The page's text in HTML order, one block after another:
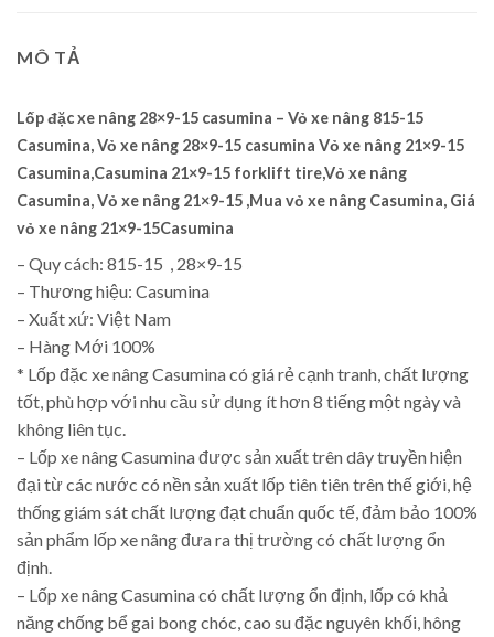
MÔ TẢ
Lốp đặc xe nâng 28×9-15 casumina – Vỏ xe nâng 815-15
Casumina, Vỏ xe nâng 28×9-15 casumina Vỏ xe nâng 21×9-15
Casumina,Casumina 21×9-15 forklift tire,Vỏ xe nâng
Casumina, Vỏ xe nâng 21×9-15 ,Mua vỏ xe nâng Casumina, Giá
vỏ xe nâng 21×9-15Casumina
– Quy cách: 815-15 , 28×9-15
– Thương hiệu: Casumina
– Xuất xứ: Việt Nam
– Hàng Mới 100%
* Lốp đặc xe nâng Casumina có giá rẻ cạnh tranh, chất lượng
tốt, phù hợp với nhu cầu sử dụng ít hơn 8 tiếng một ngày và
không liên tục.
– Lốp xe nâng Casumina được sản xuất trên dây truyền hiện
đại từ các nước có nền sản xuất lốp tiên tiên trên thế giới, hệ
thống giám sát chất lượng đạt chuẩn quốc tế, đảm bảo 100%
sản phẩm lốp xe nâng đưa ra thị trường có chất lượng ổn
định.
– Lốp xe nâng Casumina có chất lượng ổn định, lốp có khả
năng chống bể gai bong chóc, cao su đặc nguyên khối, hông